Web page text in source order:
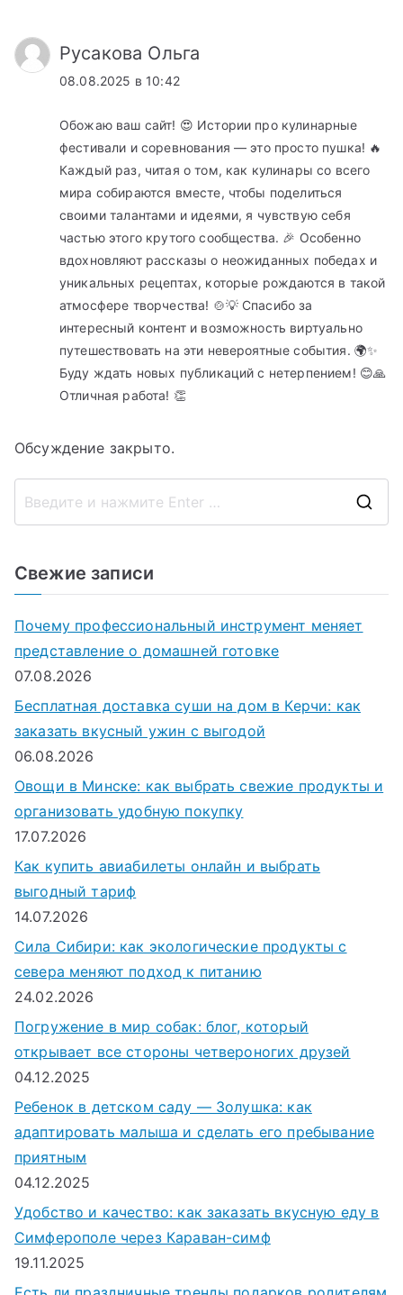
Русакова Ольга
08.08.2025 в 10:42
Обожаю ваш сайт! 😍 Истории про кулинарные
фестивали и соревнования — это просто пушка! 🔥
Каждый раз, читая о том, как кулинары со всего
мира собираются вместе, чтобы поделиться
своими талантами и идеями, я чувствую себя
частью этого крутого сообщества. 🎉 Особенно
вдохновляют рассказы о неожиданных победах и
уникальных рецептах, которые рождаются в такой
атмосфере творчества! 🍲💡 Спасибо за
интересный контент и возможность виртуально
путешествовать на эти невероятные события. 🌍✨
Буду ждать новых публикаций с нетерпением! 😊🙏
Отличная работа! 👏
Обсуждение закрыто.
Свежие записи
Почему профессиональный инструмент меняет
представление о домашней готовке
07.08.2026
Бесплатная доставка суши на дом в Керчи: как
заказать вкусный ужин с выгодой
06.08.2026
Овощи в Минске: как выбрать свежие продукты и
организовать удобную покупку
17.07.2026
Как купить авиабилеты онлайн и выбрать
выгодный тариф
14.07.2026
Сила Сибири: как экологические продукты с
севера меняют подход к питанию
24.02.2026
Погружение в мир собак: блог, который
открывает все стороны четвероногих друзей
04.12.2025
Ребенок в детском саду — Золушка: как
адаптировать малыша и сделать его пребывание
приятным
04.12.2025
Удобство и качество: как заказать вкусную еду в
Симферополе через Караван-симф
19.11.2025